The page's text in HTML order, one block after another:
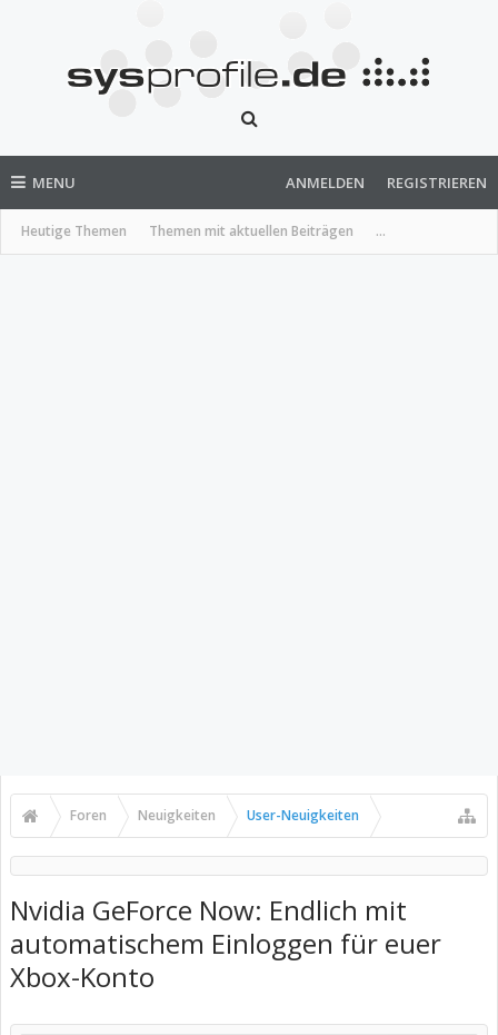
MENU
Heutige Themen Themen mit aktuellen Beiträgen ...
ANMELDEN REGISTRIEREN
Foren Neuigkeiten User-Neuigkeiten
Nvidia GeForce Now: Endlich mit
automatischem Einloggen für euer
Xbox-Konto